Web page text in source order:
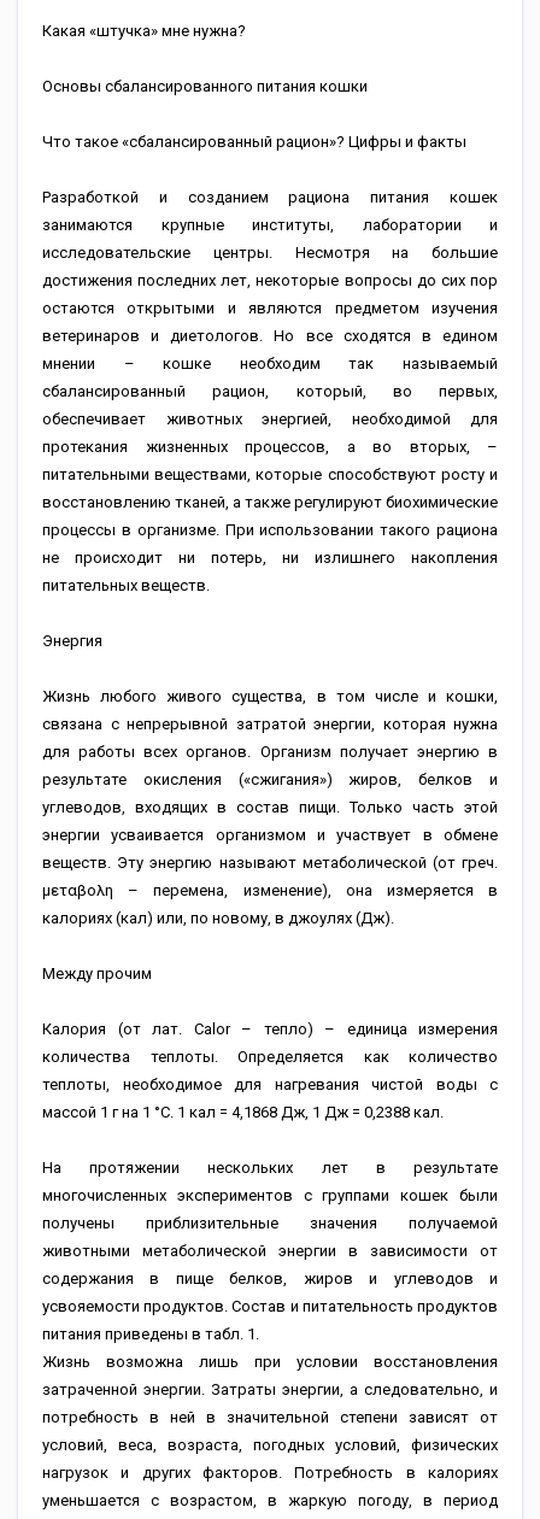
Какая «штучка» мне нужна?
Основы сбалансированного питания кошки
Что такое «сбалансированный рацион»? Цифры и факты
Разработкой и созданием рациона питания кошек
занимаются крупные институты, лаборатории и
исследовательские центры. Несмотря на большие
достижения последних лет, некоторые вопросы до сих пор
остаются открытыми и являются предметом изучения
ветеринаров и диетологов. Но все сходятся в едином
мнении – кошке необходим так называемый
сбалансированный рацион, который, во первых,
обеспечивает животных энергией, необходимой для
протекания жизненных процессов, а во вторых, –
питательными веществами, которые способствуют росту и
восстановлению тканей, а также регулируют биохимические
процессы в организме. При использовании такого рациона
не происходит ни потерь, ни излишнего накопления
питательных веществ.
Энергия
Жизнь любого живого существа, в том числе и кошки,
связана с непрерывной затратой энергии, которая нужна
для работы всех органов. Организм получает энергию в
результате окисления («сжигания») жиров, белков и
углеводов, входящих в состав пищи. Только часть этой
энергии усваивается организмом и участвует в обмене
веществ. Эту энергию называют метаболической (от греч.
μεταβολη – перемена, изменение), она измеряется в
калориях (кал) или, по новому, в джоулях (Дж).
Между прочим
Калория (от лат. Calor – тепло) – единица измерения
количества теплоты. Определяется как количество
теплоты, необходимое для нагревания чистой воды с
массой 1 г на 1 °C. 1 кал = 4,1868 Дж, 1 Дж = 0,2388 кал.
На протяжении нескольких лет в результате
многочисленных экспериментов с группами кошек были
получены приблизительные значения получаемой
животными метаболической энергии в зависимости от
содержания в пище белков, жиров и углеводов и
усвояемости продуктов. Состав и питательность продуктов
питания приведены в табл. 1.
Жизнь возможна лишь при условии восстановления
затраченной энергии. Затраты энергии, а следовательно, и
потребность в ней в значительной степени зависят от
условий, веса, возраста, погодных условий, физических
нагрузок и других факторов. Потребность в калориях
уменьшается с возрастом, в жаркую погоду, в период